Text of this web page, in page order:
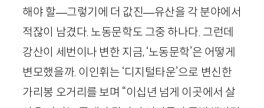
해야 할—그렇기에 더 값진—유산을 각 분야에서
적잖이 남겼다. 노동문학도 그중 하나다. 그런데
강산이 세번이나 변한 지금, ‘노동문학’은 어떻게
변모했을까. 이인휘는 ‘디지털타운’으로 변신한
가리봉 오거리를 보며 “이십년 넘게 이곳에서 살